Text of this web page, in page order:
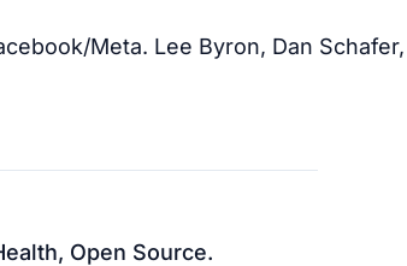
Meta. Lee Byron, Dan Schafer,
Open Source.